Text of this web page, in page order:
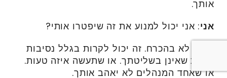
אותך.
אני: אני יכול למנוע את זה שיפטרו אותי?
: לא בהכרח. זה יכול לקרות בגלל נסיבות
שונות שאינן בשליטתך. או שתעשה איזה טעות.
או שאחד המנהלים לא יאהב אותך.